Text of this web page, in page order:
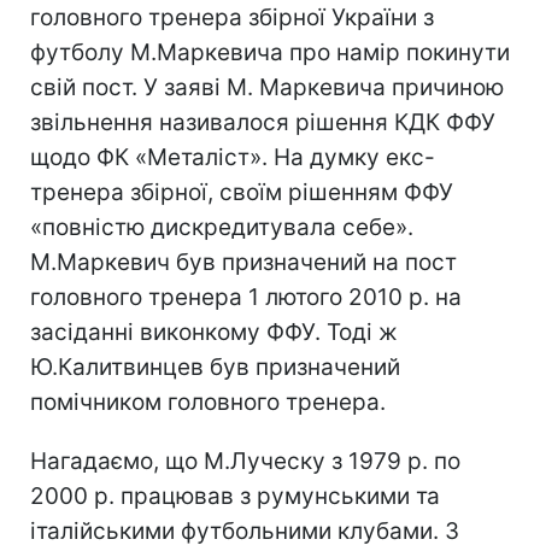
головного тренера збірної України з
футболу М.Маркевича про намір покинути
свій пост. У заяві М. Маркевича причиною
звільнення називалося рішення КДК ФФУ
щодо ФК «Металіст». На думку екс-
тренера збірної, своїм рішенням ФФУ
«повністю дискредитувала себе».
М.Маркевич був призначений на пост
головного тренера 1 лютого 2010 р. на
засіданні виконкому ФФУ. Тоді ж
Ю.Калитвинцев був призначений
помічником головного тренера.
Нагадаємо, що М.Луческу з 1979 р. по
2000 р. працював з румунськими та
італійськими футбольними клубами. З